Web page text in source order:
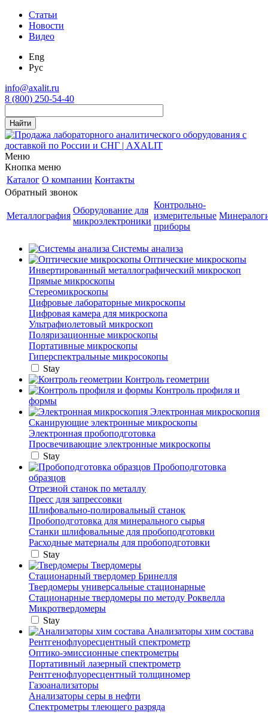
Статьи
Новости
Видео
Eng
Рус
info@axalit.ru
8 (800) 250-54-40
Меню
Кнопка меню
Каталог О компании Контакты
Обратный звонок
Металлография
Оборудование для
микроэлектроники
Контрольно-
измерительные
приборы
Системы анализа
Оптические микроскопы
Инвертированный металлографический микроскоп
Прямые микроскопы
Стереомикроскопы
Цифровые лабораторные микроскопы
Цифровая камера для микроскопа
Ультрафиолетовый микроскоп
Поляризационные микроскопы
Портативные микроскопы
Гиперспектральные микросокопы
Stay
Контроль геометрии
Контроль профиля и
формы
Электронная микроскопия
Сканирующие электронные микроскопы
Электронная пробоподготовка
Просвечивающие электронные микроскопы
Stay
Пробоподготовка
образцов
Отрезной станок по металлу
Пресс для запрессовки
Шлифовально-полировальный станок
Пробоподготовка для минерального сырья
Станки шлифовальные для пробоподготовки
Расходные материалы для пробоподготовки
Stay
Твердомеры
Стационарный твердомер Бринелля
Твердомеры универсальные стационарные
Стационарные твердомеры по методу Роквелла
Микротвердомеры
Stay
Анализаторы хим состава
Рентгенофлуоресцентный спектрометр
Оптико-эмиссионные спектрометры
Портативный лазерный спектрометр
Рентгенофлуоресцентный толщиномер
Газоанализаторы
Анализаторы серы в нефти
Спектрометры тлеющего разряда